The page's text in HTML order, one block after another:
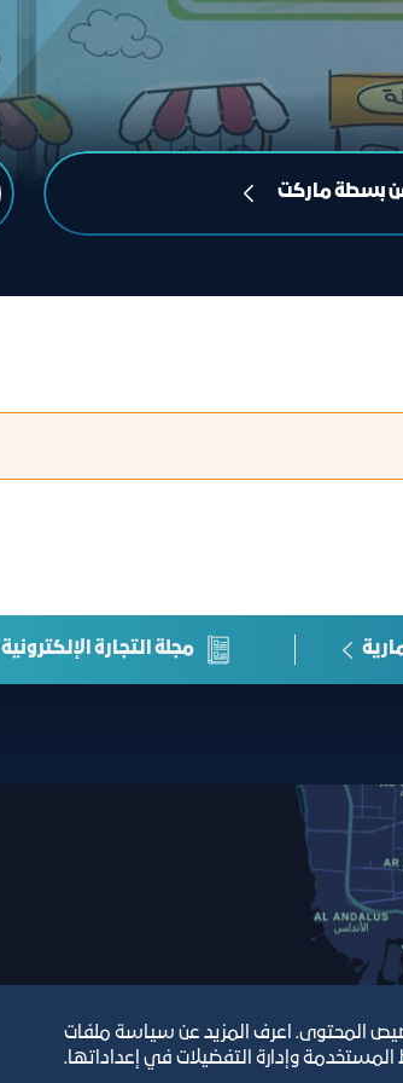
بسطة ماركت
مجلة التجارة الإلكترونية
المحتوى. اعرف المزيد عن سياسة ملفات
المستخدمة وإدارة التفضيلات في إعداداتها.